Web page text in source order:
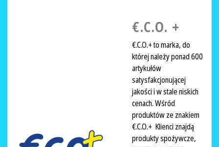
€.C.O. +
€.C.O.+ to marka, do
której należy ponad 600
artykułów
satysfakcjonującej
jakości i w stale niskich
cenach. Wśród
produktów ze znakiem
€.C.O.+ Klienci znajdą
produkty spożywcze,